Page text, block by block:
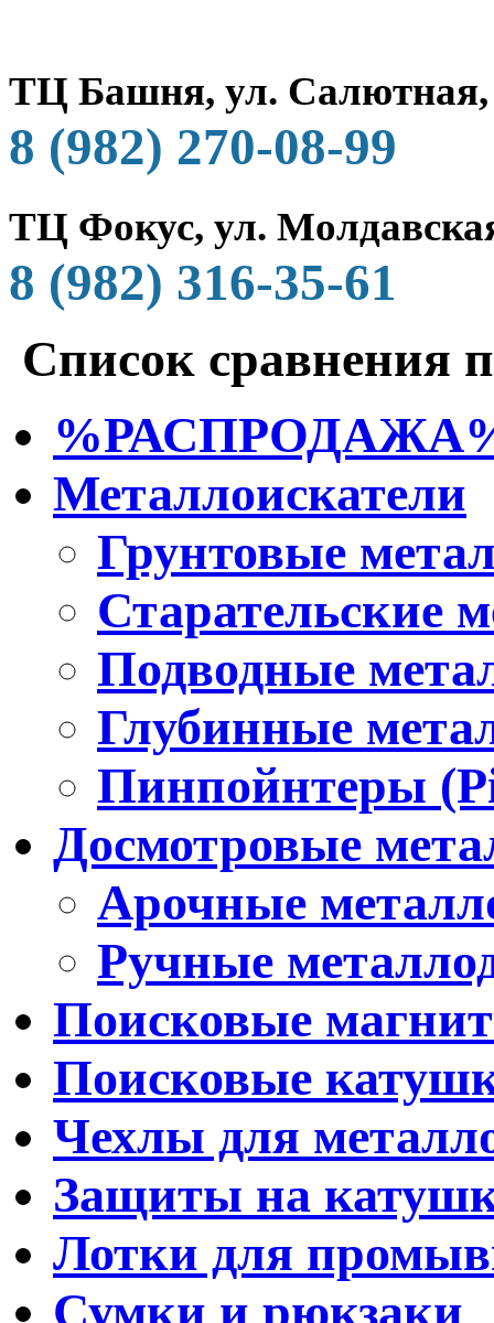
ТЦ Башня, ул. Салютная,
8 (982) 270-08-99
ТЦ Фокус, ул.
8 (982) 316-35-61
Список сравнения
Металлоискатели
Грунтовые
Старательские
Подводные
Глубинные
Пинпойнтеры
Досмотровые
Арочные
Ручные
Поисковые
Поисковые
Чехлы для
Защиты на
Лотки для
Сумки и рюкзаки